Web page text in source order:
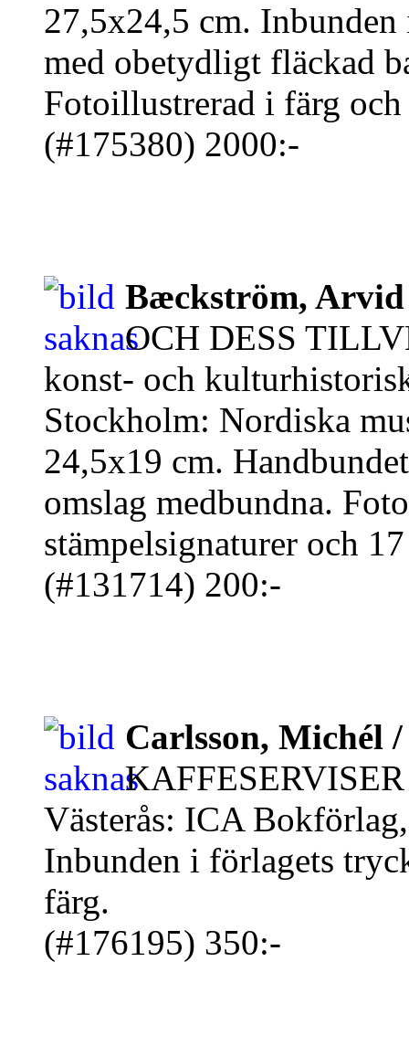
27,5x24,5 cm. Inbunden
med obetydligt fläckad
Fotoillustrerad i färg
(#175380) 2000:-
Bæckström, Arvid
OCH DESS
konst- och
Stockholm: Nordiska
24,5x19 cm.
omslag medbundna.
stämpelsignaturer och
(#131714) 200:-
Carlsson, Michél
Västerås: ICA
Inbunden i förlagets
färg.
(#176195) 350:-